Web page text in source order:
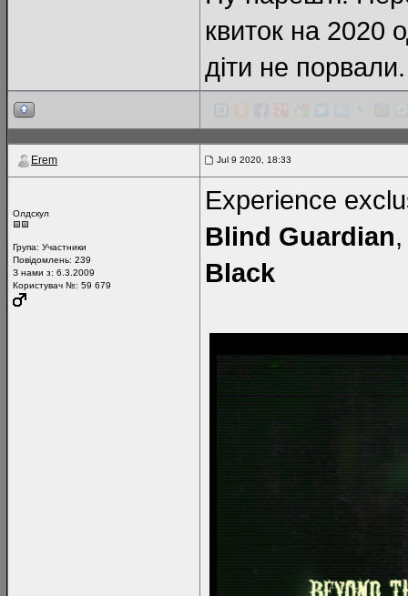
квиток на 2020
діти не порвали.
Erem Jul 9 2020, 18:33
Олдскул
Група: Участники
Повідомлень: 239
З нами з: 6.3.2009
Користувач №: 59 679
Experience
Blind Guardian
Black